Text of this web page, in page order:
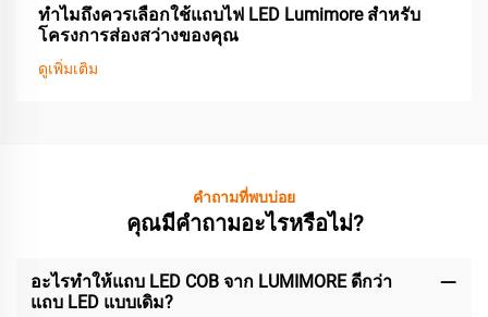
ทำไมถึงควรเลือกใช้แถบไฟ LED Lumimore สำหรับ
โครงการส่องสว่างของคุณ
ดูเพิ่มเติม
คำถามที่พบบ่อย
คุณมีคำถามอะไรหรือไม่?
อะไรทำให้แถบ LED COB จาก LUMIMORE ดีกว่า
แถบ LED แบบเดิม?